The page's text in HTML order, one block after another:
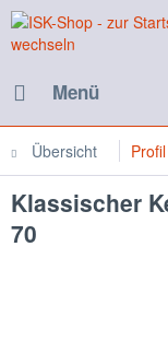
Menü
Übersicht
Klassischer
70